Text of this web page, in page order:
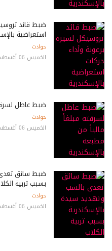
ضبط قائد
استعراضية
حوادث
الخميس 06 أغسطس 2026 08:58 مساءً
ضبط عاطل
حوادث
الخميس 06 أغسطس 2026 08:55 مساءً
ضبط سائق
بسبب تربية
حوادث
الخميس 06 أغسطس 2026 08:48 مساءً